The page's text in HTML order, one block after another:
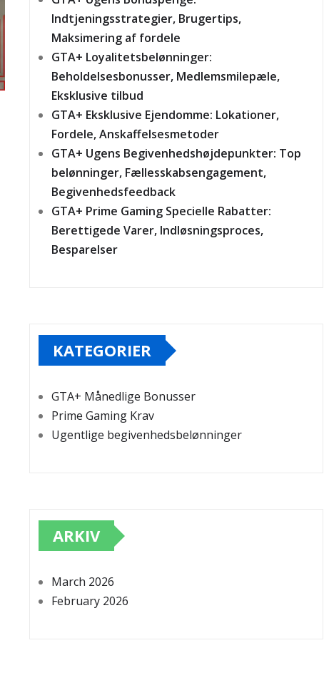
Indtjeningsstrategier, Brugertips,
Maksimering af fordele
GTA+ Loyalitetsbelønninger:
Beholdelsesbonusser, Medlemsmilepæle,
Eksklusive tilbud
GTA+ Eksklusive Ejendomme: Lokationer,
Fordele, Anskaffelsesmetoder
GTA+ Ugens Begivenhedshøjdepunkter: Top
belønninger, Fællesskabsengagement,
Begivenhedsfeedback
GTA+ Prime Gaming Specielle Rabatter:
Berettigede Varer, Indløsningsproces,
Besparelser
KATEGORIER
GTA+ Månedlige Bonusser
Prime Gaming Krav
Ugentlige begivenhedsbelønninger
ARKIV
March 2026
February 2026